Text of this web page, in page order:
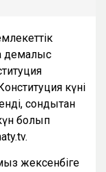
демалыс
күні
сондықтан
болып
жексенбіге